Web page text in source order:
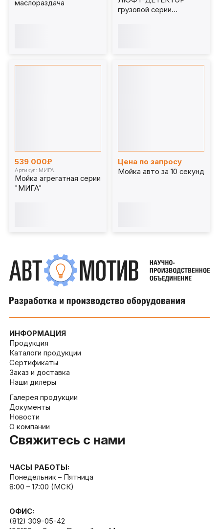
маслораздача
грузовой серии
539 000₽
Артикул: МИГА
Мойка агрегатная серии
"МИГА"
Цена по запросу
Мойка авто за 10 секунд
ИНФОРМАЦИЯ
Продукция
Каталоги продукции
Сертификаты
Заказ и доставка
Наши дилеры
Галерея продукции
Документы
Новости
О компании
Свяжитесь с нами
ЧАСЫ РАБОТЫ:
Понедельник – Пятница
8:00 – 17:00 (МСК)
ОФИС:
(812) 309-05-42